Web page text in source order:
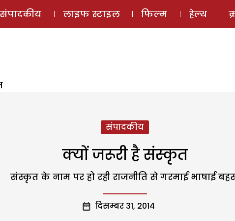
ई-मैगज़ीन
संपादकीय लाइफ स्टाइल फिल्म हेल्थ
संपादकीय
क्यों जरूरी है संस्कृत
संस्कृत के नाम पर हो रही राजनीति से गरमाई भाषाई
दिसम्बर 31, 2014